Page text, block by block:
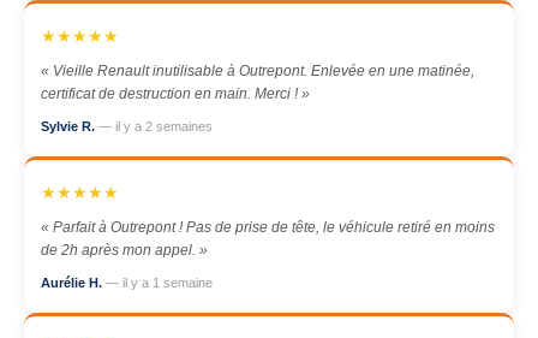
★★★★★
« Vieille Renault inutilisable à Outrepont. Enlevée en une matinée,
certificat de destruction en main. Merci ! »
Sylvie R. — il y a 2 semaines
★★★★★
« Parfait à Outrepont ! Pas de prise de tête, le véhicule retiré en moins
de 2h après mon appel. »
Aurélie H. — il y a 1 semaine